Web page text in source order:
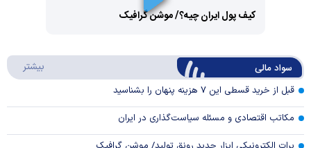
Video
کیف پول ایران چیه؟/ موشن گرافیک
سواد مالی بیشتر
قبل از خرید قسطی این ۷ هزینه پنهان را بشناسید
مکاتب اقتصادی و مسئله سیاست‌گذاری در ایران